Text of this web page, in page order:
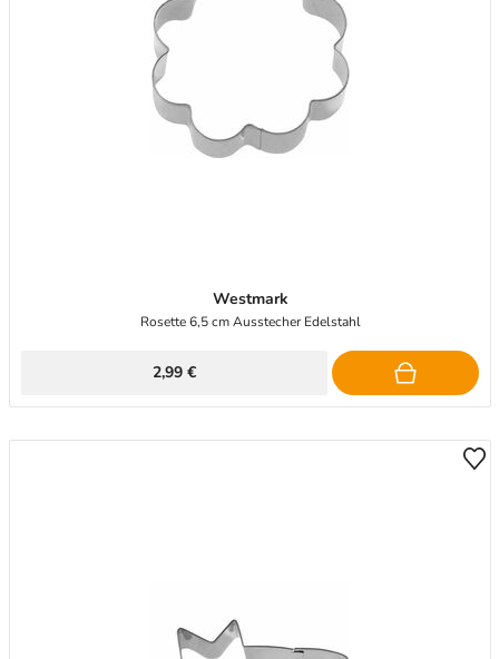
Westmark
Rosette 6,5 cm Ausstecher Edelstahl
2,99 €